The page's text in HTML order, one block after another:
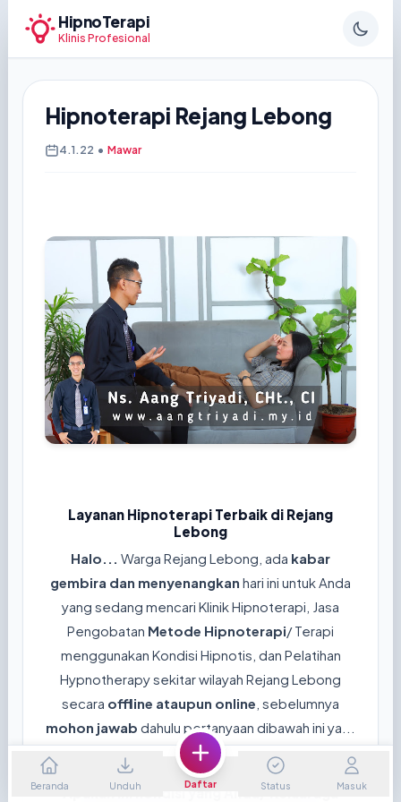
HipnoTerapi
Klinis Profesional
Hipnoterapi Rejang Lebong
4.1.22 • Mawar
Layanan Hipnoterapi Terbaik di Rejang
Lebong
Halo... Warga Rejang Lebong, ada kabar
gembira dan menyenangkan hari ini untuk Anda
yang sedang mencari Klinik Hipnoterapi, Jasa
Pengobatan Metode Hipnoterapi/ Terapi
menggunakan Kondisi Hipnotis, dan Pelatihan
Hypnotherapy sekitar wilayah Rejang Lebong
secara offline ataupun online , sebelumnya
mohon jawab dahulu pertanyaan dibawah ini ya...
😊
Apakah ini kondisi yang Anda/ Keluaraga
Beranda Unduh Daftar Status Masuk